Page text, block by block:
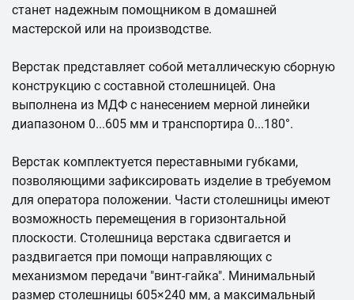
станет надежным помощником в домашней
мастерской или на производстве.
Верстак представляет собой металлическую сборную
конструкцию с составной столешницей. Она
выполнена из МДФ с нанесением мерной линейки
диапазоном 0...605 мм и транспортира 0...180°.
Верстак комплектуется переставными губками,
позволяющими зафиксировать изделие в требуемом
для оператора положении. Части столешницы имеют
возможность перемещения в горизонтальной
плоскости. Столешница верстака сдвигается и
раздвигается при помощи направляющих с
механизмом передачи "винт-гайка". Минимальный
размер столешницы 605×240 мм, а максимальный